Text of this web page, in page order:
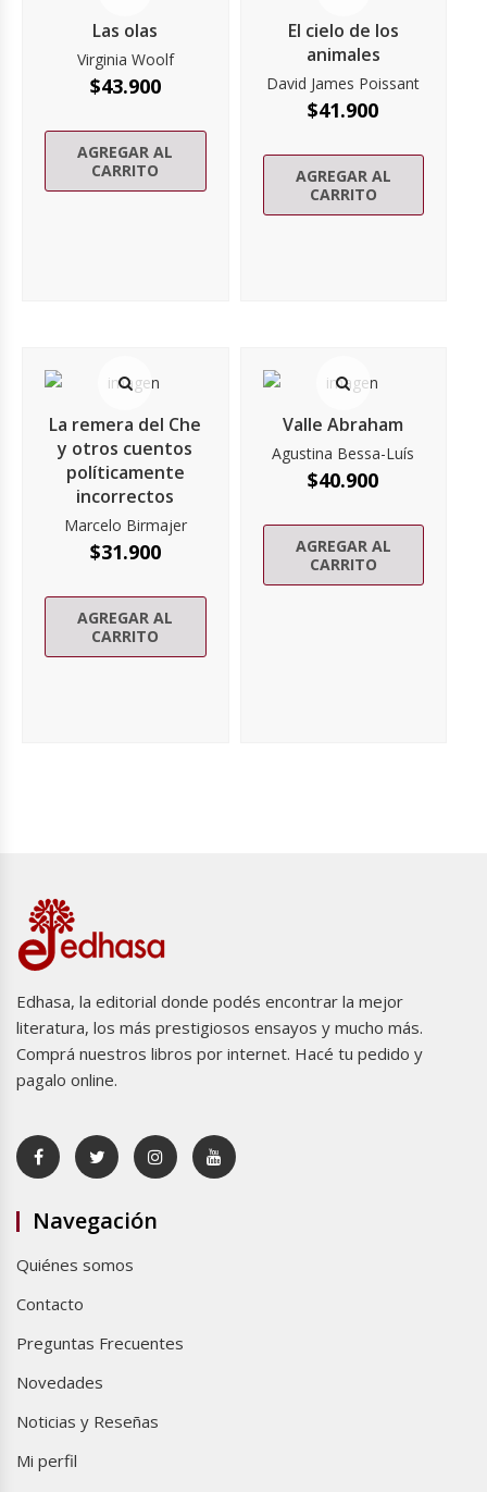
Las olas
Virginia Woolf
$43.900
AGREGAR AL
CARRITO
El cielo de los
animales
David James Poissant
$41.900
AGREGAR AL
CARRITO
La remera del Che
y otros cuentos
políticamente
incorrectos
Marcelo Birmajer
$31.900
AGREGAR AL
CARRITO
Valle Abraham
Agustina Bessa-Luís
$40.900
AGREGAR AL
CARRITO
Edhasa, la editorial donde podés encontrar la mejor
literatura, los más prestigiosos ensayos y mucho más.
Comprá nuestros libros por internet. Hacé tu pedido y
pagalo online.
Navegación
Quiénes somos
Contacto
Preguntas Frecuentes
Novedades
Noticias y Reseñas
Mi perfil